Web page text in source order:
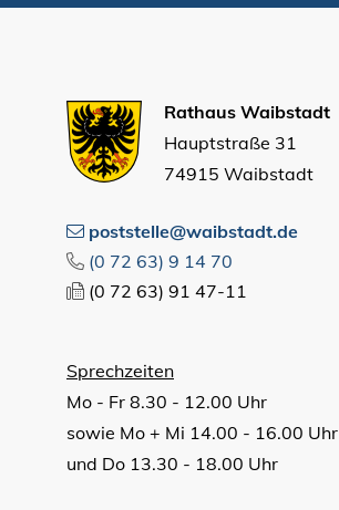
Rathaus Waibstadt
Hauptstraße 31
74915 Waibstadt
poststelle@waibstadt.de
(0 72 63) 9 14 70
(0 72 63) 91 47-11
Sprechzeiten
Mo - Fr 8.30 - 12.00 Uhr
sowie Mo + Mi 14.00 - 16.00 Uhr
und Do 13.30 - 18.00 Uhr